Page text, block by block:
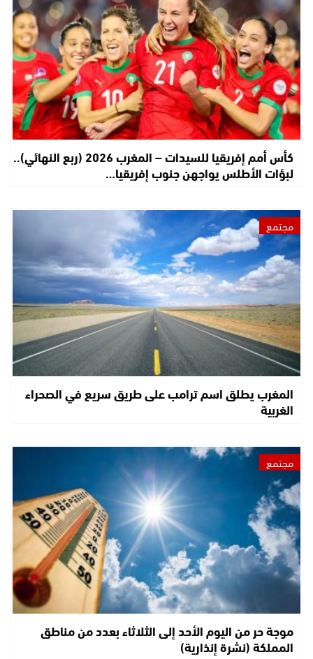
كأس أمم إفريقيا للسيدات – المغرب 2026 (ربع النهائي)..
لبؤات الأطلس يواجهن جنوب إفريقيا…
مجتمع
المغرب يطلق اسم ترامب على طريق سريع في الصحراء
الغربية
مجتمع
موجة حر من اليوم الأحد إلى الثلاثاء بعدد من مناطق
المملكة (نشرة إنذارية)